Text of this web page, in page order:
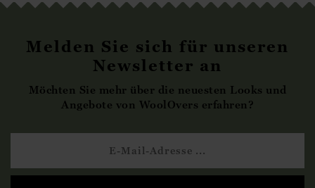
Melden Sie sich für unseren
Newsletter an
Möchten Sie mehr über die neuesten Looks und
Angebote von WoolOvers erfahren?